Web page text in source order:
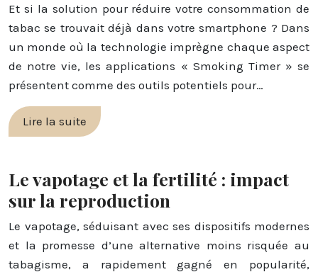
Et si la solution pour réduire votre consommation de
tabac se trouvait déjà dans votre smartphone ? Dans
un monde où la technologie imprègne chaque aspect
de notre vie, les applications « Smoking Timer » se
présentent comme des outils potentiels pour…
Lire la suite
Le vapotage et la fertilité : impact
sur la reproduction
Le vapotage, séduisant avec ses dispositifs modernes
et la promesse d’une alternative moins risquée au
tabagisme, a rapidement gagné en popularité,